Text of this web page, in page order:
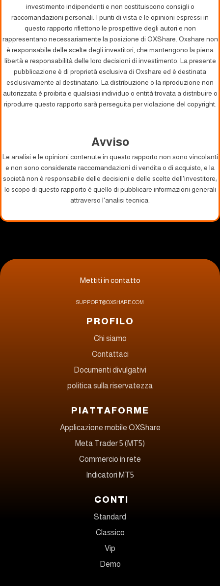
investimento indipendenti e non costituiscono consigli o
raccomandazioni personali. I punti di vista e le opinioni espressi in
questo rapporto riflettono le prospettive degli autori e non
rappresentano necessariamente la posizione di OXShare. Oxshare non
è responsabile delle scelte degli investitori, che mantengono la piena
libertà e responsabilità delle loro decisioni di investimento. La presente
pubblicazione è di proprietà esclusiva di Oxshare ed è destinata
esclusivamente al destinatario. La distribuzione o la riproduzione non
autorizzata è proibita e qualsiasi individuo o entità trovata a distribuire o
riprodurre questo rapporto sarà perseguita per violazione del copyright.
Avviso
Le analisi e le opinioni contenute in questo rapporto non sono vincolanti
e non sono considerate raccomandazioni di vendita o di acquisto, e la
società non è responsabile delle decisioni e delle scelte dell'investitore;
lo scopo di questo rapporto è quello di pubblicare informazioni generali
attraverso l'analisi tecnica.
Mettiti in contatto
SUPPORT@OXSHARE.COM
PROFILO
Chi siamo
Contattaci
Documenti divulgativi
politica sulla riservatezza
PIATTAFORME
Applicazione mobile OXShare
Meta Trader 5 (MT5)
Commercio in rete
Indicatori MT5
CONTI
Standard
Classico
Vip
Demo